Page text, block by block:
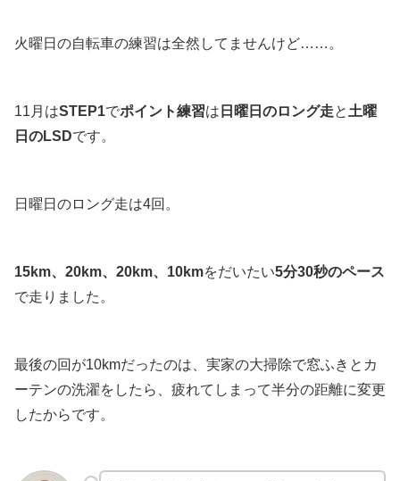
火曜日の自転車の練習は全然してませんけど……。
11月はSTEP1でポイント練習は 日曜日のロング走と 土曜
日のLSDです。
日曜日のロング走は4回。
15km、20km、20km、10kmをだいたい5分30秒のペース
で走りました。
最後の回が10kmだったのは、実家の大掃除で窓ふきとカ
ーテンの洗濯をしたら、疲れてしまって半分の距離に変更
したからです。